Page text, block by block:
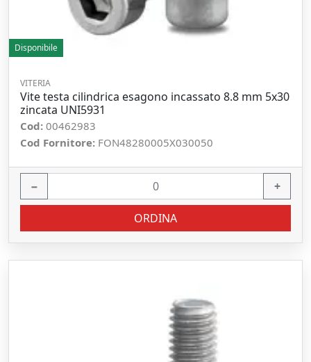
Disponibile
VITERIA
Vite testa cilindrica esagono incassato 8.8 mm 5x30
zincata UNI5931
Cod: 00462983
Cod Fornitore: FON48280005X030050
− +
ORDINA